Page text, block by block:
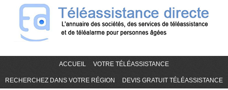
ACCUEIL VOTRE TÉLÉASSISTANCE
RECHERCHEZ DANS VOTRE RÉGION DEVIS GRATUIT TÉLÉASSISTANCE